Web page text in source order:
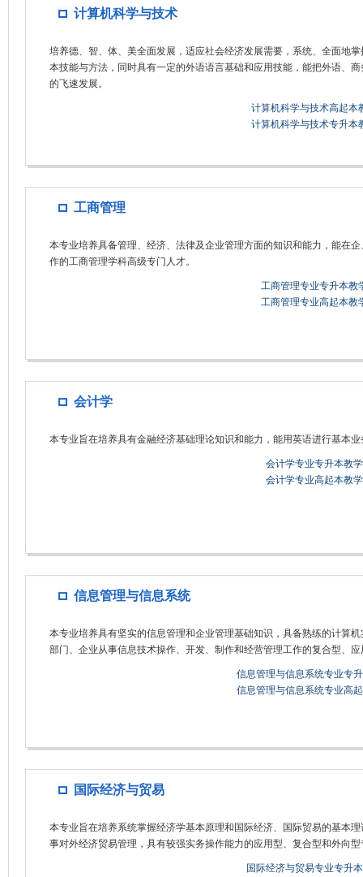
计算机科学与技术
培养德、智、体、美全面发展，适应社会经济发展需要，系统、全面地
本技能与方法，同时具有一定的外语语言基础和应用技能，能把外语、
的飞速发展。
计算机科学与技术高起本
计算机科学与技术专升本
工商管理
本专业培养具备管理、经济、法律及企业管理方面的知识和能力，能在
作的工商管理学科高级专门人才。
工商管理专业专升本教
工商管理专业高起本教
会计学
本专业旨在培养具有金融经济基础理论知识和能力，能用英语进行基本
会计学专业专升本教
会计学专业高起本教
信息管理与信息系统
本专业培养具有坚实的信息管理和企业管理基础知识，具备熟练的计算
部门、企业从事信息技术操作、开发、制作和经营管理工作的复合型、
信息管理与信息系统专业专
信息管理与信息系统专业高
国际经济与贸易
本专业旨在培养系统掌握经济学基本原理和国际经济、国际贸易的基本
事对外经济贸易管理，具有较强实务操作能力的应用型、复合型和外向
国际经济与贸易专业专升